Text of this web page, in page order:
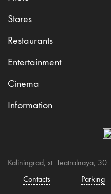
Stores
Restaurants
Entertainment
Cinema
Information
Kaliningrad, st. Teatralnaya, 30
Contacts
Parking